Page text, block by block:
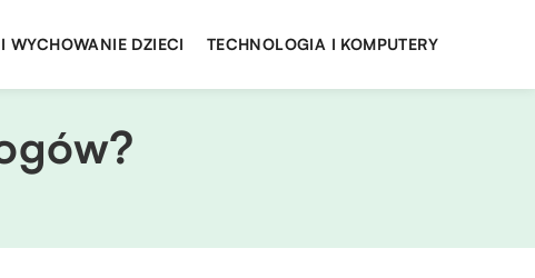
WYCHOWANIE DZIECI TECHNOLOGIA I KOMPUTERY